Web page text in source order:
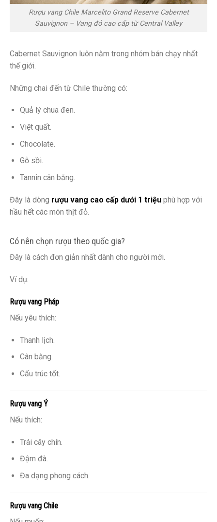
Rượu vang Chile Marcelito Grand Reserve Cabernet
Sauvignon – Vang đỏ cao cấp từ Central Valley
Cabernet Sauvignon luôn nằm trong nhóm bán chạy nhất
thế giới.
Những chai đến từ Chile thường có:
Quả lý chua đen.
Việt quất.
Chocolate.
Gỗ sồi.
Tannin cân bằng.
Đây là dòng rượu vang cao cấp dưới 1 triệu phù hợp với
hầu hết các món thịt đỏ.
Có nên chọn rượu theo quốc gia?
Đây là cách đơn giản nhất dành cho người mới.
Ví dụ:
Rượu vang Pháp
Nếu yêu thích:
Thanh lịch.
Cân bằng.
Cấu trúc tốt.
Rượu vang Ý
Nếu thích:
Trái cây chín.
Đậm đà.
Đa dạng phong cách.
Rượu vang Chile